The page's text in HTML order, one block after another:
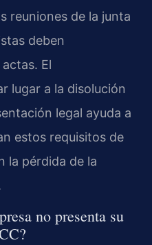
reuniones de la junta
deben
El
lugar a la disolución
legal ayuda a
estos requisitos de
la pérdida de la
no presenta su